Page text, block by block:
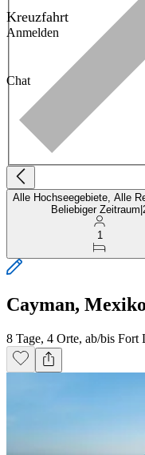
Kreuzfahrt
Anmelden
Chat
Alle Hochseegebiete, Alle
Beliebiger Zeitraum
1
Cayman,
8 Tage, 4 Orte, ab/bis Fort